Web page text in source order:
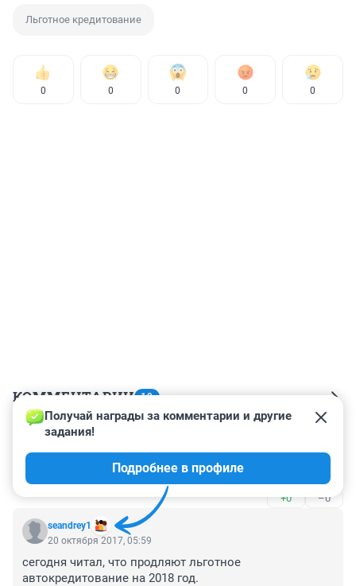
Льготное кредитование
0 0 0 0 0
КОММЕНТАРИИ 19
Гость
материнскому капиталу приготовиться?...
+0 –0
seandrey1
Получай награды за комментарии и другие
задания!
Подробнее в профиле
20 октября 2017, 05:59
сегодня читал, что продляют льготное
автокредитование на 2018 год.